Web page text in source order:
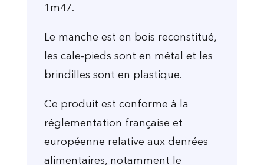
1m47.
Le manche est en bois reconstitué,
les cale-pieds sont en métal et les
brindilles sont en plastique.
Ce produit est conforme à la
réglementation française et
européenne relative aux denrées
alimentaires, notamment le